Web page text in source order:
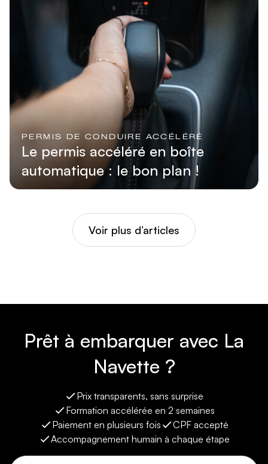
PERMIS DE CONDUIRE ACCÉLÉRÉ
Le permis accéléré en boîte
automatique : le bon plan !
Voir plus d’articles
Prêt à embarquer avec La
Navette ?
Prix transparents, sans surprise
Formation accélérée en 2 semaines
Paiement en plusieurs fois
CPF accepté
Accompagnement humain à chaque étape